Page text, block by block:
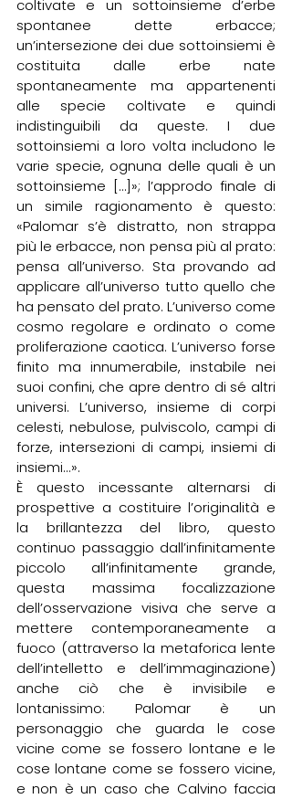
coltivate e un sottoinsieme d’erbe
spontanee dette erbacce;
un’intersezione dei due sottoinsiemi è
costituita dalle erbe nate
spontaneamente ma appartenenti
alle specie coltivate e quindi
indistinguibili da queste. I due
sottoinsiemi a loro volta includono le
varie specie, ognuna delle quali è un
sottoinsieme […]»; l’approdo finale di
un simile ragionamento è questo:
«Palomar s’è distratto, non strappa
più le erbacce, non pensa più al prato:
pensa all’universo. Sta provando ad
applicare all’universo tutto quello che
ha pensato del prato. L’universo come
cosmo regolare e ordinato o come
proliferazione caotica. L’universo forse
finito ma innumerabile, instabile nei
suoi confini, che apre dentro di sé altri
universi. L’universo, insieme di corpi
celesti, nebulose, pulviscolo, campi di
forze, intersezioni di campi, insiemi di
insiemi...».
È questo incessante alternarsi di
prospettive a costituire l’originalità e
la brillantezza del libro, questo
continuo passaggio dall’infinitamente
piccolo all’infinitamente grande,
questa massima focalizzazione
dell’osservazione visiva che serve a
mettere contemporaneamente a
fuoco (attraverso la metaforica lente
dell’intelletto e dell’immaginazione)
anche ciò che è invisibile e
lontanissimo: Palomar è un
personaggio che guarda le cose
vicine come se fossero lontane e le
cose lontane come se fossero vicine,
e non è un caso che Calvino faccia